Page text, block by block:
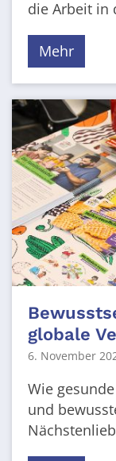
die Arbeit in
Mehr
globale
6. November
Wie
und